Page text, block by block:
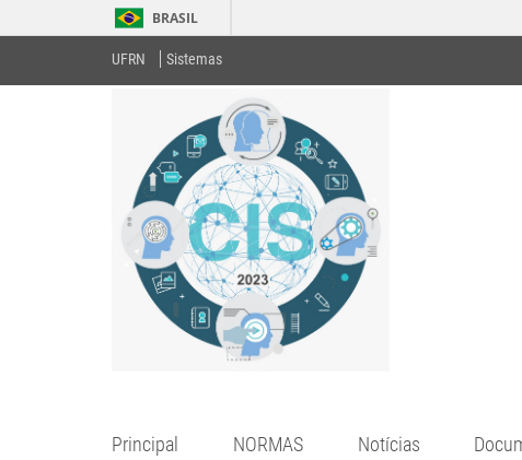
BRASIL
UFRN Sistemas
Principal NORMAS Notícias